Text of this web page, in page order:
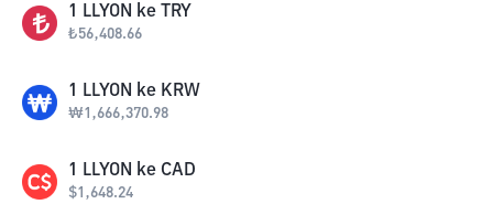
1 LLYON ke TRY
₺56,408.66
1 LLYON ke KRW
₩1,666,370.98
1 LLYON ke CAD
$1,648.24